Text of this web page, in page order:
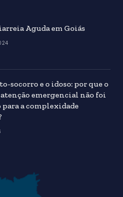
Aguda em Goiás
socorro e o idoso: por que o
emergencial não foi
para a complexidade